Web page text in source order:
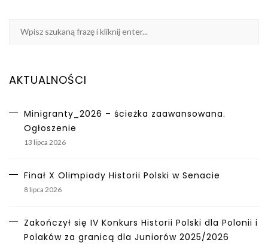
AKTUALNOŚCI
Minigranty_2026 – ścieżka zaawansowana.
Ogłoszenie
13 lipca 2026
Finał X Olimpiady Historii Polski w Senacie
8 lipca 2026
Zakończył się IV Konkurs Historii Polski dla Polonii i
Polaków za granicą dla Juniorów 2025/2026